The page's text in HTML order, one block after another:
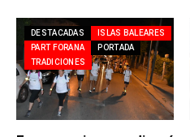
DESTACADAS
ISLAS BALEARES
PART FORANA
PORTADA
TRADICIONES